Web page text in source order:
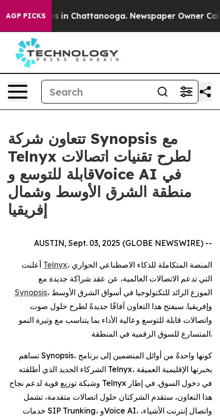
AGP PICKS
Chaos in Chattanooga. Newspaper Owner
تتعاون شركة Synopsis مع
Telnyx لطرح تقنيات اتصالات
قابلة للتوسع وVoice AI في
منطقة الشرق الأوسط وشمال
إفريقيا
AUSTIN, Sept. 03, 2025 (GLOBE NEWSWIRE) --
Telnyx، المنصة المتكاملة للذكاء الاصطناعي الحواري
التي تدعم الاتصالات العالمية، عن عقد شراكة جديدة مع
Synopsis، الموزع الرائد للتكنولوجيا في أسواق الشرق الأوسط
وإفريقيا. سيفتح هذا التعاون آفاقًا جديدةً لطرح حلول صوت
واتصالات قابلة للتوسع وعالية الأداء بما يتناسب مع وتيرة النمو
المتسارع للسوق الرقمية في المنطقة.
تساهم Synopsis، كونها واحدةً من أوائل المنضمين إلى برنامج
الشركاء الجديد الذي أطلقته Telnyx، بخبرتها الإقليمية العميقة
وشبكة توزيع قوية لدعم نجاح Telnyx في دخول السوق. في إطار
هذا التعاون، ستقدم الشركتان حلول اتصالات متقدمة، تشمل
خدمات SIP Trunking، وVoice AI، واتصال إنترنت الأشياء،